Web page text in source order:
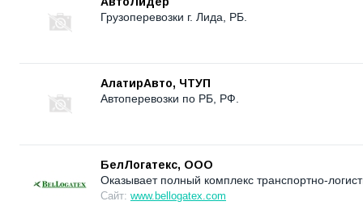
Грузоперевозки г. Лида, РБ.
АлатирАвто, ЧТУП
Автоперевозки по РБ, РФ.
БелЛогатекс, ООО
Оказывает полный комплекс транспортно-
Сайт: www.bellogatex.com